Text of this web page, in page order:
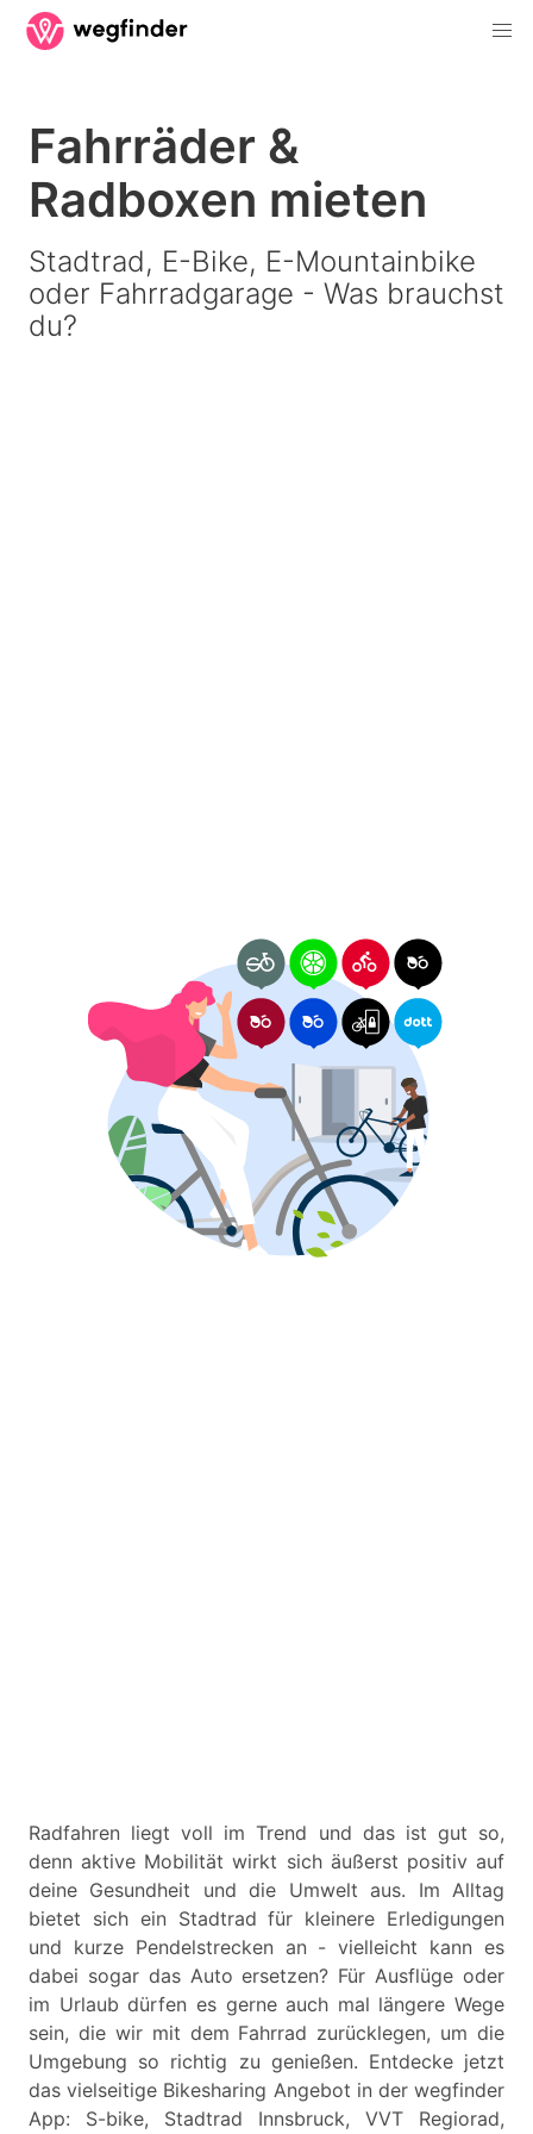
Fahrräder &
Radboxen mieten
Stadtrad, E-Bike, E-Mountainbike
oder Fahrradgarage - Was brauchst
du?
Radfahren liegt voll im Trend und das ist gut so,
denn aktive Mobilität wirkt sich äußerst positiv auf
deine Gesundheit und die Umwelt aus. Im Alltag
bietet sich ein Stadtrad für kleinere Erledigungen
und kurze Pendelstrecken an - vielleicht kann es
dabei sogar das Auto ersetzen? Für Ausflüge oder
im Urlaub dürfen es gerne auch mal längere Wege
sein, die wir mit dem Fahrrad zurücklegen, um die
Umgebung so richtig zu genießen. Entdecke jetzt
das vielseitige Bikesharing Angebot in der wegfinder
App: S-bike, Stadtrad Innsbruck, VVT Regiorad,